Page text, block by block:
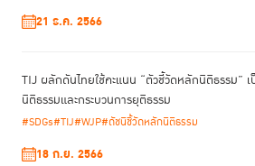
เมื่อมาดูสถิติการปล่อยตัวชั่วคราวทั่วประเทศ มีคำร้
ในแต่ละปี และศาลชั้นต้นได้ดำเนินการอนุญาตปล่อย
ไป 200,713 ส่วนปี 2563 ช่วงต้นปีมีคำร้องแล้ว
อนุญาตให้ปล่อยชั่วคราวไปแล้ว 51,076 แต่ตัวเลขนี้
เพราะเมื่อพิจารณาจากจำนวนคดีอาญาในศาลชั้น
จำเลยอาจจะยังไม่รับรู้ถึงสิทธิที่พึงมีในการขอปล่อย
21 ธ.ค. 2566
TIJ ผลักดันไทยใช้คะแนน “ตัวชี้วัดหลักนิติธรรม”
นิติธรรมและกระบวนการยุติธรรม
#SDGs#TIJ#WJP#ดัชนีชี้วัดหลักนิติธรรม
18 ก.ย. 2566